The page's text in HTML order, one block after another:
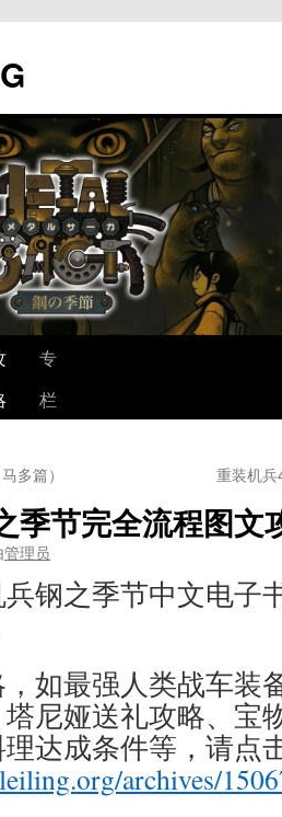
专
栏
多篇） 重装机
季节完全流程图文
管理员
钢之季节中文电子
如最强人类战车装
尼娅送礼攻略、宝
达成条件等，请点
archives/